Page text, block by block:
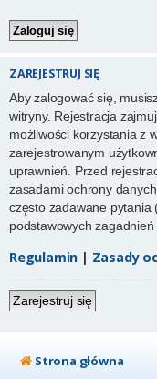
ZAREJESTRUJ SIĘ
Aby zalogować się,
witryny. Rejestracja
możliwości korzystania z
zarejestrowanym
uprawnień. Przed
zasadami ochrony
często zadawane pytania
podstawowych
Regulamin | Zasady
Zarejestruj się
Strona główna